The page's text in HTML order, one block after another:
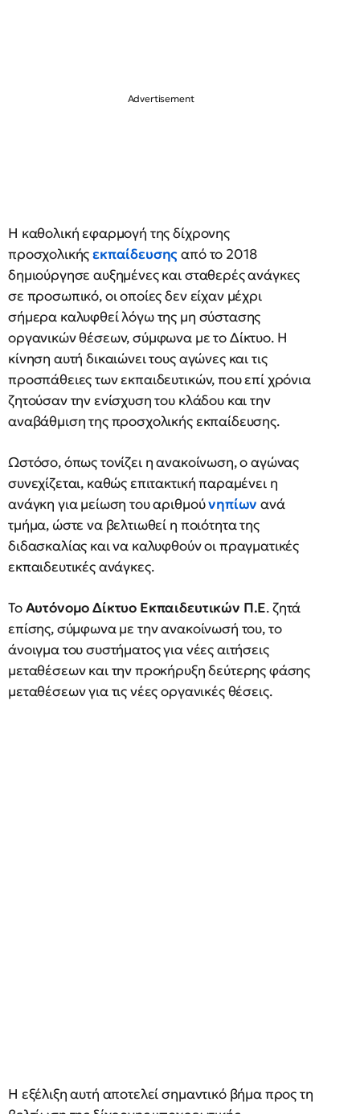
Η καθολική εφαρμογή της δίχρονης
προσχολικήςεκπαίδευσηςαπό το 2018
δημιούργησε αυξημένες και σταθερές ανάγκες
σε προσωπικό, οι οποίες δεν είχαν μέχρι
σήμερα καλυφθεί λόγω της μη σύστασης
οργανικών θέσεων, σύμφωνα με το Δίκτυο. Η
κίνηση αυτή δικαιώνει τους αγώνες και τις
προσπάθειες των εκπαιδευτικών, που επί χρόνια
ζητούσαν την ενίσχυση του κλάδου και την
αναβάθμιση της προσχολικής εκπαίδευσης.
Ωστόσο, όπως τονίζει η ανακοίνωση, ο αγώνας
συνεχίζεται, καθώς επιτακτική παραμένει η
ανάγκη για μείωση του αριθμούνηπίωνανά
τμήμα, ώστε να βελτιωθεί η ποιότητα της
διδασκαλίας και να καλυφθούν οι πραγματικές
εκπαιδευτικές ανάγκες.
ΤοΑυτόνομο Δίκτυο Εκπαιδευτικών Π.Ε. ζητά
επίσης, σύμφωνα με την ανακοίνωσή του, το
άνοιγμα του συστήματος για νέες αιτήσεις
μεταθέσεων και την προκήρυξη δεύτερης φάσης
μεταθέσεων για τις νέες οργανικές θέσεις.
Η εξέλιξη αυτή αποτελεί σημαντικό βήμα προς τη